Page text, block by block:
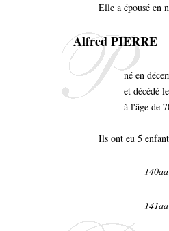
Elle a épousé en
Alfred PIERRE
né en
et décédé
à l'âge de
Ils ont eu 5
140aa
141aa